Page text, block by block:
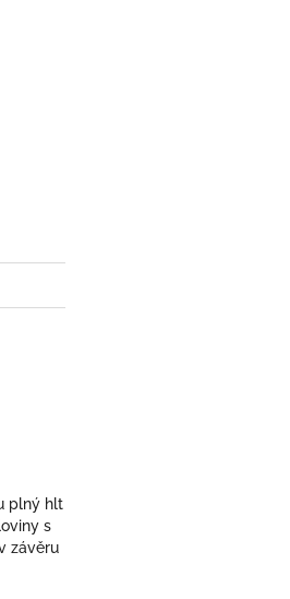
plný hlt
s
závěru